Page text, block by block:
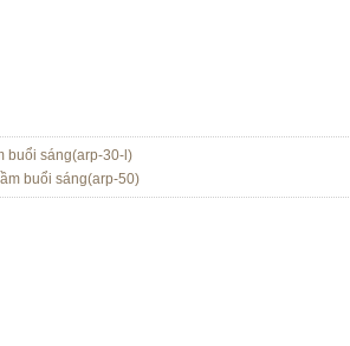
buổi sáng(arp-30-l)
buổi sáng(arp-50)